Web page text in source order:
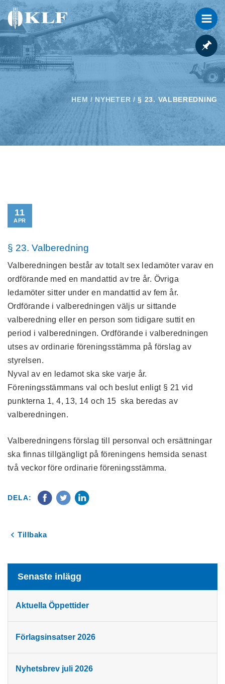
HEM / NYHETER /§ 23. VALBEREDNING
11
APR
§ 23. Valberedning
Valberedningen består av totalt sex ledamöter varav en
ordförande med en mandattid av tre år. Övriga
ledamöter sitter under en mandattid av fem år.
Ordförande i valberedningen väljs ur sittande
valberedning eller en person som tidigare suttit en
period i valberedningen. Ordförande i valberedningen
utses av ordinarie föreningsstämma på förslag av
styrelsen.
Nyval av en ledamot ska ske varje år.
Föreningsstämmans val och beslut enligt § 21 vid
punkterna 1, 4, 13, 14 och 15 ska beredas av
valberedningen.
Valberedningens förslag till personval och ersättningar
ska finnas tillgängligt på föreningens hemsida senast
två veckor före ordinarie föreningsstämma.
DELA:
Tillbaka
Senaste inlägg
Aktuella Öppettider
Förlagsinsatser 2026
Nyhetsbrev juli 2026